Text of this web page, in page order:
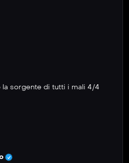
sorgente di tutti i mali 4/4